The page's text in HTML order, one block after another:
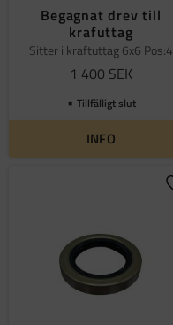
Begagnat drev till
krafuttag
Sitter i kraftuttag 6x6 Pos:4
1 400 SEK
Tillfälligt slut
INFO